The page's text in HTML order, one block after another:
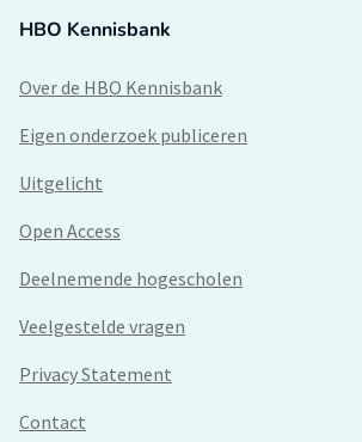
HBO Kennisbank
Over de HBO Kennisbank
Eigen onderzoek publiceren
Uitgelicht
Open Access
Deelnemende hogescholen
Veelgestelde vragen
Privacy Statement
Contact